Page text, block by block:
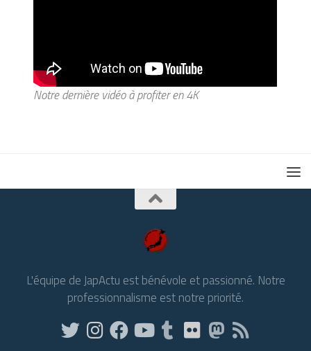
Notre dernière vidéo à profiter en 4K
L'équipe de JapActu est bénévole et passionné. Notre
professionnalisme est notre priorité.